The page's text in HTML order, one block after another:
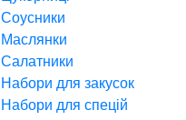
Соусники
Маслянки
Салатники
Набори для закусок
Набори для спецій